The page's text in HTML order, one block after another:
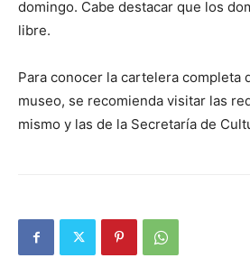
domingo. Cabe destacar que los
libre.
Para conocer la cartelera completa
museo, se recomienda visitar las
mismo y las de la Secretaría de